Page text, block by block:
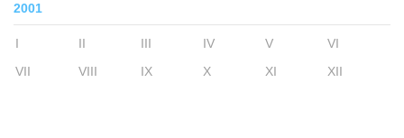
2001
I II III IV V
VI
VII
VIII IX X XI XII